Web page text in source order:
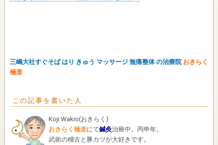
三嶋大社すぐそば はり きゅう マッサージ 無痛整体 の治療院 おきらく
極楽
この記事を書いた人
Koji Wakio(おきらく )
おきらく極楽にて鍼灸治療中。丙申年。
武術の稽古と豚カツが大好きです。